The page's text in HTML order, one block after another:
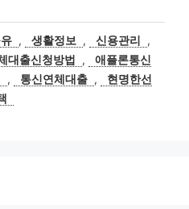
, 생활정보 , 신용관리
,
대출신청방법 ,
애플론통신
, 통신연체대출 ,
현명한선